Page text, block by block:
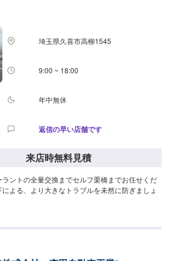
埼玉県久喜市高柳1545
9:00 ~ 18:00
年中無休
返信の早い店舗です
来店時無料見積
ントの全量交換までセルフ栗橋までお任せくだ
よる、より大きなトラブルを未然に防ぎましょ